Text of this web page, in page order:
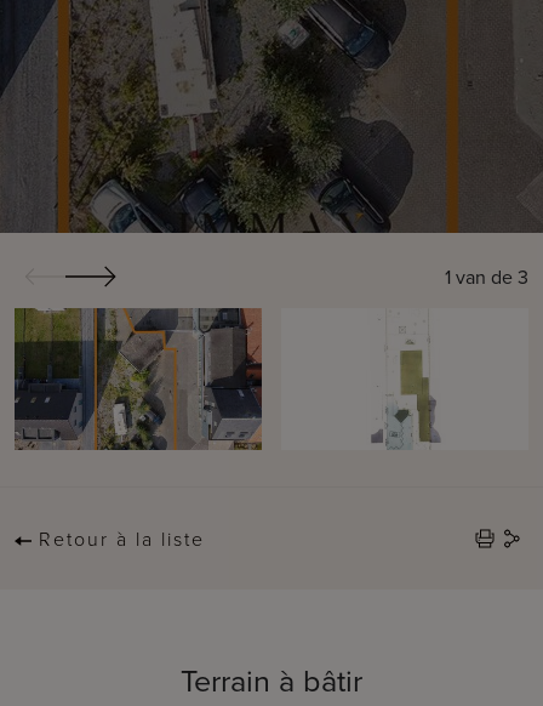
1 van de3
Retour à la liste
Terrain à bâtir